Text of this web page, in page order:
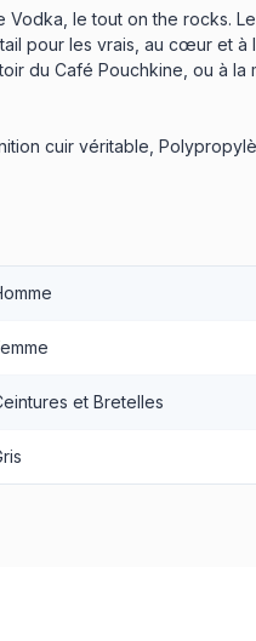
le tout on the rocks. Le
pour les vrais, au cœur et à
du Café Pouchkine, ou à la
cuir véritable,
et Bretelles